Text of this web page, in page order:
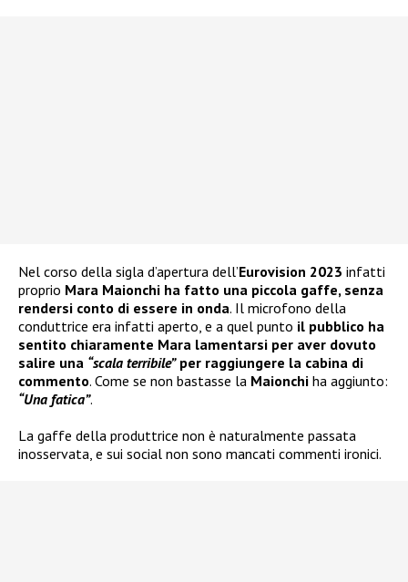
Nel corso della sigla d’apertura dell’Eurovision 2023 infatti
proprio Mara Maionchi ha fatto una piccola gaffe, senza
rendersi conto di essere in onda. Il microfono della
conduttrice era infatti aperto, e a quel punto il pubblico ha
sentito chiaramente Mara lamentarsi per aver dovuto
salire una “scala terribile”per raggiungere la cabina di
commento. Come se non bastasse la Maionchi ha aggiunto:
“Una fatica”.
La gaffe della produttrice non è naturalmente passata
inosservata, e sui social non sono mancati commenti ironici.